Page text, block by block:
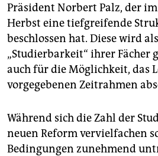
Präsident Norbert Palz, der
Herbst eine tiefgreifende
beschlossen hat. Diese wird
„Studierbarkeit“ ihrer Fächer
auch für die Möglichkeit, das
vorgegebenen Zeitrahmen
Während sich die Zahl der
neuen Reform vervielfachen
Bedingungen zunehmend